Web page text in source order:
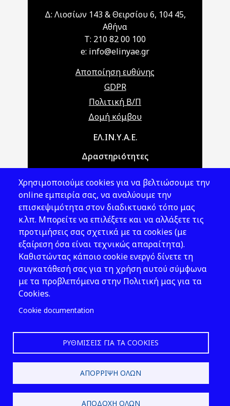
Δ: Λιοσίων 143 & Θειρσίου 6, 104 45,
Αθήνα
T: 210 82 00 100
e: info@elinyae.gr
Αποποίηση ευθύνης
GDPR
Πολιτική Β/Π
Δομή κόμβου
Main navigationΕΛ.ΙΝ.Υ.Α.Ε.
Δραστηριότητες
Νομοθεσία
Εκδόσεις
Νέα - Εκδηλώσεις
Ακολουθήστε μας
Χρησιμοποιούμε cookies για να βελτιώσουμε την
online εμπειρία σας, να αναλύουμε την
επισκεψιμότητα στον διαδικτυακό τόπο μας
κ.λπ. Μπορείτε να επιλέξετε και να αλλάξετε τις
προτιμήσεις σας σχετικά με τα cookies (με
εξαίρεση όσα είναι τεχνικώς απαραίτητα).
Καθιστώντας κάποιο cookie ενεργό δίνετε τη
συγκατάθεσή σας για τη χρήση αυτού σύμφωνα
με τα προβλεπόμενα στην Πολιτική μας για τα
Cookies.
Cookie documentation
ΡΥΘΜΊΣΕΙΣ ΓΙΑ ΤΑ COOKIES
ΑΠΌΡΡΙΨΗ ΌΛΩΝ
ΑΠΟΔΟΧΉ ΌΛΩΝ
2026 © ΕΛ.ΙΝ.Υ.Α.Ε.
Design & Development by